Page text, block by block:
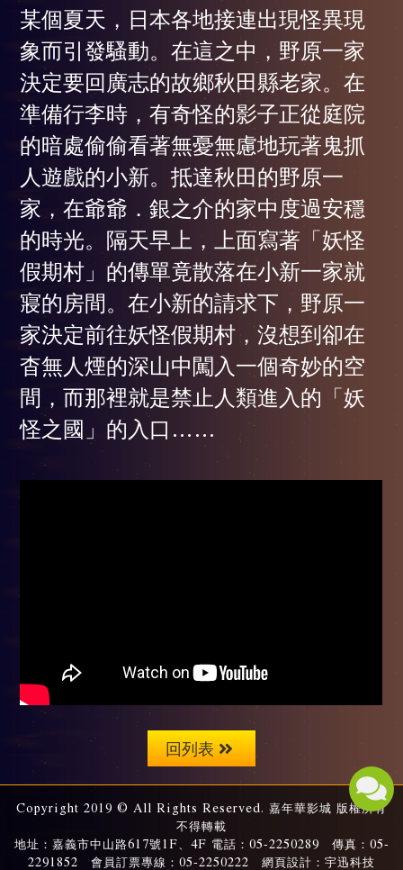
某個夏天，日本各地接連出現怪異現
象而引發騷動。在這之中，野原一家
決定要回廣志的故鄉秋田縣老家。在
準備行李時，有奇怪的影子正從庭院
的暗處偷偷看著無憂無慮地玩著鬼抓
人遊戲的小新。抵達秋田的野原一
家，在爺爺．銀之介的家中度過安穩
的時光。隔天早上，上面寫著「妖怪
假期村」的傳單竟散落在小新一家就
寢的房間。在小新的請求下，野原一
家決定前往妖怪假期村，沒想到卻在
杳無人煙的深山中闖入一個奇妙的空
間，而那裡就是禁止人類進入的「妖
怪之國」的入口……
回列表
Copyright 2019 © All Rights Reserved. 嘉年華影城 版權所有
不得轉載
地址：嘉義市中山路617號1F、4F 電話：05-2250289 傳真：05-
2291852 會員訂票專線：05-2250222 網頁設計：宇迅科技